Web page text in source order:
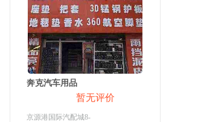
奔克汽车用品
暂无评价
京源港国际汽配城8-